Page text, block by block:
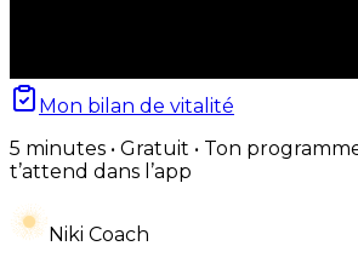
Mon bilan de vitalité
5 minutes • Gratuit • Ton
t’attend dans l’app
Niki Coach